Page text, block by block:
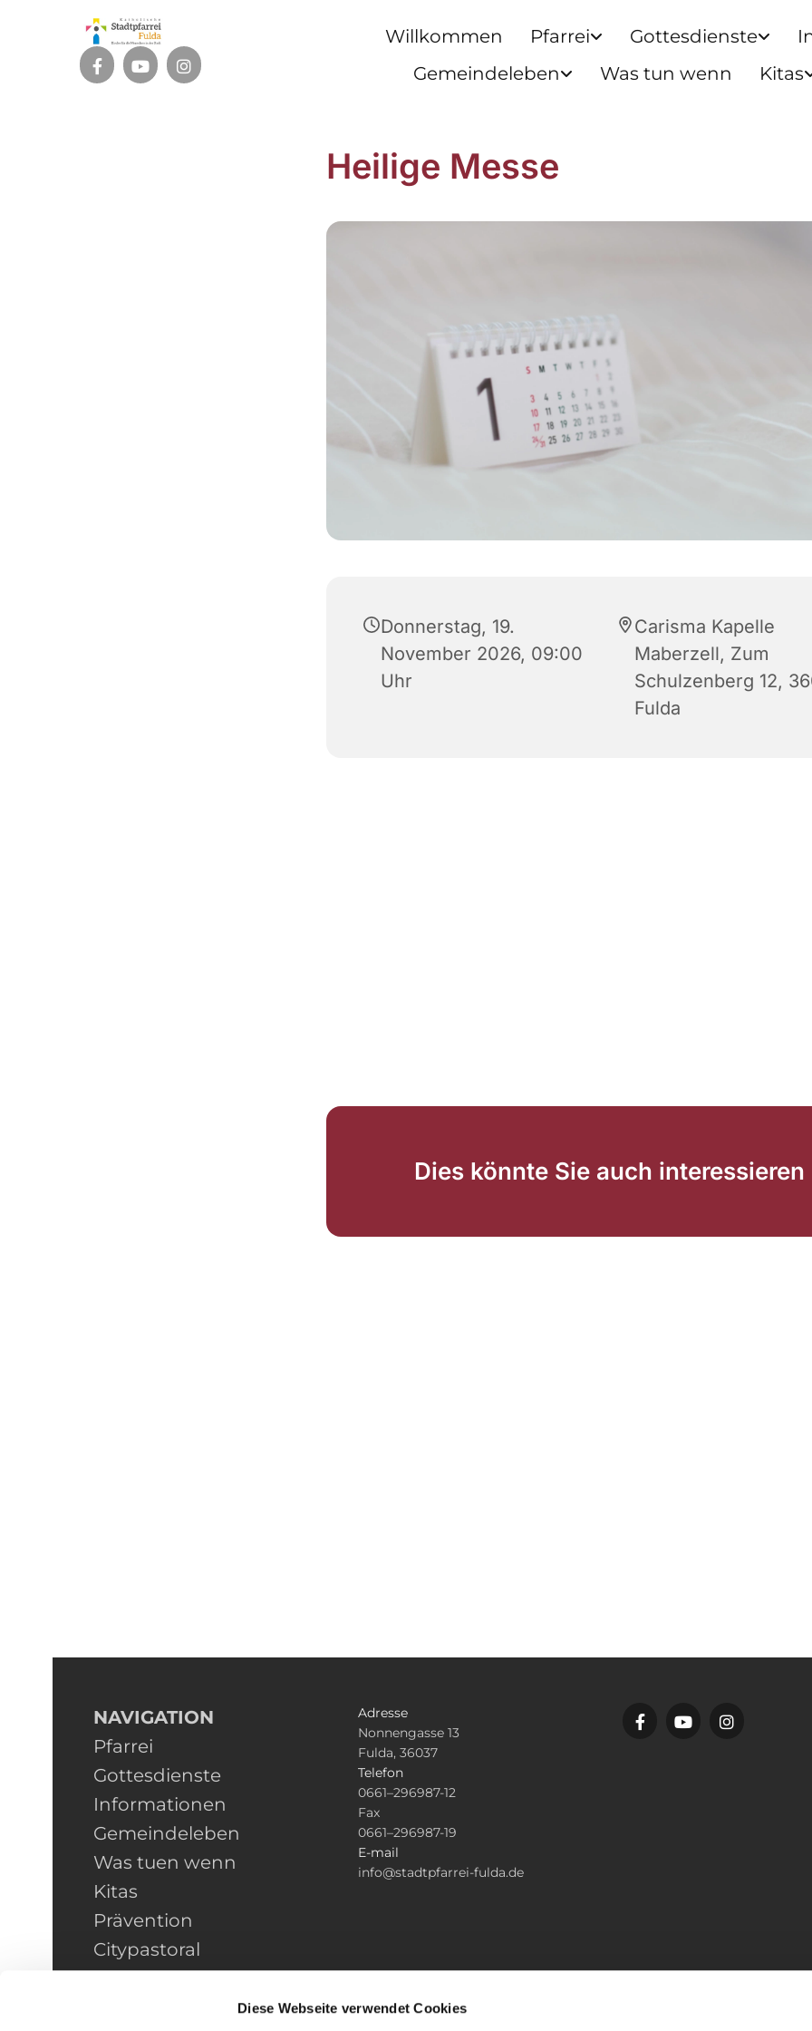
Diese Webseite verwendet Cookies
Willkommen Pfarrei Gottesdienste
Gemeindeleben
Was tun wenn Kitas
Heilige Messe
Donnerstag, 19.
November 2026, 09:00
Uhr
Carisma Kapelle
Maberzell, Zum
Schulzenberg 12,
Fulda
Dies könnte Sie auch interessieren
NAVIGATION
Pfarrei
Gottesdienste
Informationen
Gemeindeleben
Was tuen wenn
Kitas
Prävention
Citypastoral
Kontakt
HINWEISGEBERSCHUTZ
Adresse
Nonnengasse 13
Fulda, 36037
Telefon
0661–296987-12
Fax
0661–296987-19
E-mail
info@stadtpfarrei-fulda.de